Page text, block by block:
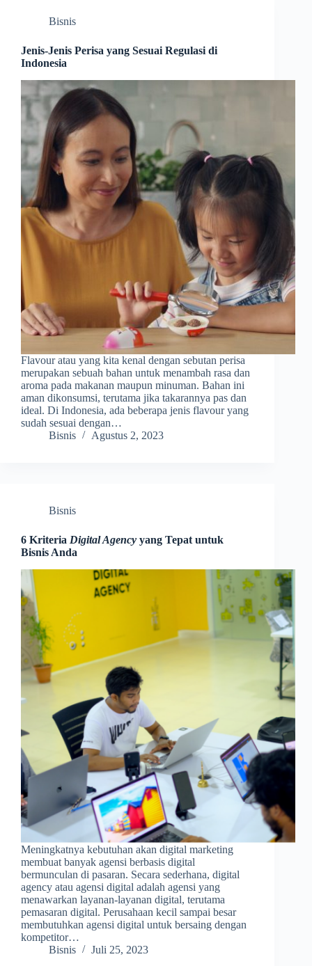
Bisnis
Jenis-Jenis Perisa yang Sesuai Regulasi di
Indonesia
Flavour atau yang kita kenal dengan sebutan perisa
merupakan sebuah bahan untuk menambah rasa dan
aroma pada makanan maupun minuman. Bahan ini
aman dikonsumsi, terutama jika takarannya pas dan
ideal. Di Indonesia, ada beberapa jenis flavour yang
sudah sesuai dengan…
Bisnis
Agustus 2, 2023
Bisnis
6 Kriteria Digital Agency yang Tepat untuk
Bisnis Anda
Meningkatnya kebutuhan akan digital marketing
membuat banyak agensi berbasis digital
bermunculan di pasaran. Secara sederhana, digital
agency atau agensi digital adalah agensi yang
menawarkan layanan-layanan digital, terutama
pemasaran digital. Perusahaan kecil sampai besar
membutuhkan agensi digital untuk bersaing dengan
kompetitor…
Bisnis
Juli 25, 2023